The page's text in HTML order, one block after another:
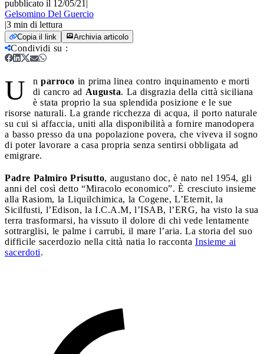
pubblicato il 12/05/21
Gelsomino Del Guercio
|3 min di lettura
Copia il link Archivia articolo
Condividi su :
U n parroco in prima linea contro inquinamento e morti
di cancro ad Augusta. La disgrazia della città siciliana
è stata proprio la sua splendida posizione e le sue
risorse naturali. La grande ricchezza di acqua, il porto naturale
su cui si affaccia, uniti alla disponibilità a fornire manodopera
a basso presso da una popolazione povera, che viveva il sogno
di poter lavorare a casa propria senza sentirsi obbligata ad
emigrare.
Padre Palmiro Prisutto, augustano doc, è nato nel 1954, gli
anni del così detto “Miracolo economico”. È cresciuto insieme
alla Rasiom, la Liquilchimica, la Cogene, L’Eternit, la
Sicilfusti, l’Edison, la I.C.A.M, l’ISAB, l’ERG, ha visto la sua
terra trasformarsi, ha vissuto il dolore di chi vede lentamente
sottrarglisi, le palme i carrubi, il mare l’aria. La storia del suo
difficile sacerdozio nella città natia lo racconta Insieme ai
sacerdoti.